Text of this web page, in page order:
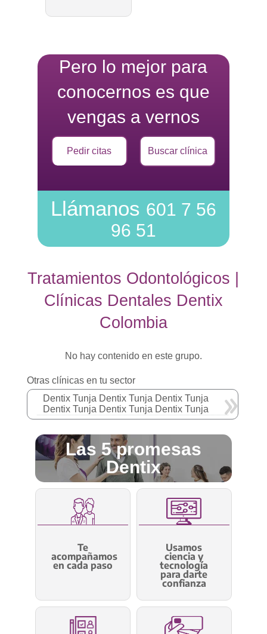
Pero lo mejor para
conocernos es que
vengas a vernos
Pedir citas Buscar clínica
Llámanos 601 7 56
96 51
Tratamientos Odontológicos |
Clínicas Dentales Dentix
Colombia
No hay contenido en este grupo.
Otras clínicas en tu sector
Dentix Tunja Dentix Tunja Dentix Tunja
Dentix Tunja Dentix Tunja Dentix Tunja
Las 5 promesas
Dentix
Te
acompañamos
en cada paso
Usamos
ciencia y
tecnología
para darte
confianza